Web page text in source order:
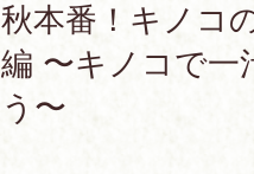
秋本番！キノコ
編 〜キノコで一
う〜